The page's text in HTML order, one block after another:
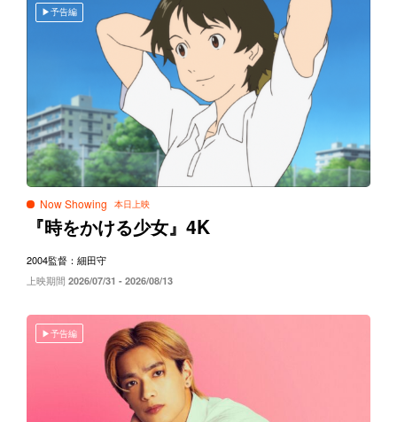
予告編
Now Showing
『時をかける少女』 4K
2004監督：細田守
上映期間 2026/07/31 - 2026/08/13
予告編